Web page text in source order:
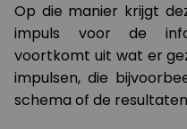
Op die manier krijgt
impuls voor de
voortkomt uit wat er
impulsen, die
schema of de